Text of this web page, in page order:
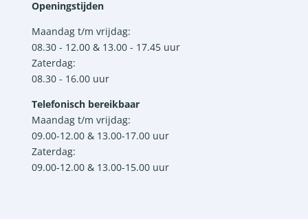
Openingstijden
Maandag t/m vrijdag:
08.30 - 12.00 & 13.00 - 17.45 uur
Zaterdag:
08.30 - 16.00 uur
Telefonisch bereikbaar
Maandag t/m vrijdag:
09.00-12.00 & 13.00-17.00 uur
Zaterdag:
09.00-12.00 & 13.00-15.00 uur